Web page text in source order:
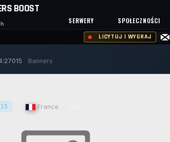
BOOST
SERWERY SPOŁECZNOŚCI
LICYTUJ I WYGRAJ
Banners
France